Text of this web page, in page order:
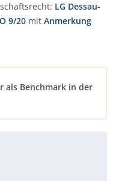
LG Dessau-
9/20 mit Anmerkung
als Benchmark in der